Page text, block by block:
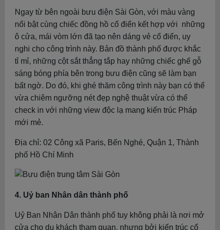
Ngay từ bên ngoài bưu điện Sài Gòn, với màu vàng
nổi bật cùng chiếc đồng hồ cổ điển kết hợp với những
ô cửa, mái vòm lớn đã tạo nên dáng vẻ cổ điển, uy
nghi cho công trình này. Bản đồ thành phố được khắc
tỉ mỉ, những cột sắt thẳng tắp hay những chiếc ghế gỗ
sáng bóng phía bên trong bưu điện cũng sẽ làm bạn
bất ngờ. Do đó, khi ghé thăm công trình này bạn có thể
vừa chiêm ngưỡng nét đẹp nghệ thuật vừa có thể
check in với những view độc lạ mang kiến trúc Pháp
mới mẻ.
Địa chỉ: 02 Công xã Paris, Bến Nghé, Quận 1, Thành
phố Hồ Chí Minh
4. Uỷ ban Nhân dân thành phố
Uỷ Ban Nhân Dân thành phố tuy không phải là nơi mở
cửa cho du khách tham quan, nhưng bởi kiến trúc cổ